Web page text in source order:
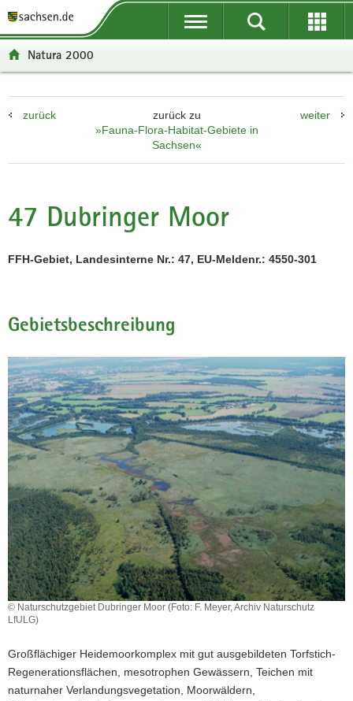
t
l
r
e
f
d
e
a
v
i
g
a
t
o
t
l
a
t
o
p
i
t
r
i
c
Natura 2000
zurück
zurück zu
»Fauna-Flora-Habitat-Gebiete in
Sachsen«
weiter
47 Dubringer Moor
FFH-Gebiet, Landesinterne Nr.: 47, EU-Meldenr.: 4550-301
Gebietsbeschreibung
© Naturschutzgebiet Dubringer Moor (Foto: F. Meyer, Archiv Naturschutz
LfULG)
Großflächiger Heidemoorkomplex mit gut ausgebildeten Torfstich-
Regenerationsflächen, mesotrophen Gewässern, Teichen mit
naturnaher Verlandungsvegetation, Moorwäldern,